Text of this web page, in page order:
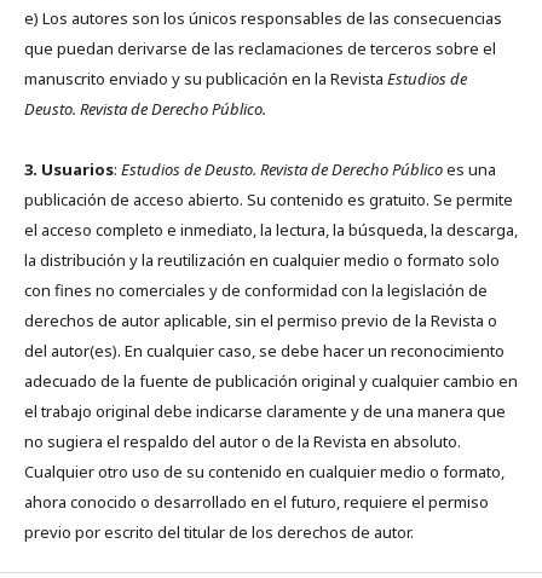
e) Los autores son los únicos responsables de las consecuencias
que puedan derivarse de las reclamaciones de terceros sobre el
manuscrito enviado y su publicación en la Revista Estudios de
Deusto. Revista de Derecho Público.
3. Usuarios: Estudios de Deusto. Revista de Derecho Públicoes una
publicación de acceso abierto. Su contenido es gratuito. Se permite
el acceso completo e inmediato, la lectura, la búsqueda, la descarga,
la distribución y la reutilización en cualquier medio o formato solo
con fines no comerciales y de conformidad con la legislación de
derechos de autor aplicable, sin el permiso previo de la Revista o
del autor(es). En cualquier caso, se debe hacer un reconocimiento
adecuado de la fuente de publicación original y cualquier cambio en
el trabajo original debe indicarse claramente y de una manera que
no sugiera el respaldo del autor o de la Revista en absoluto.
Cualquier otro uso de su contenido en cualquier medio o formato,
ahora conocido o desarrollado en el futuro, requiere el permiso
previo por escrito del titular de los derechos de autor.